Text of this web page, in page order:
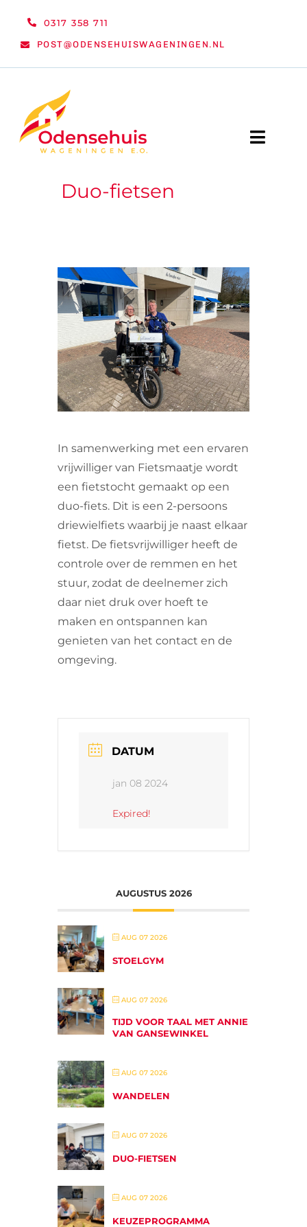
0317 358 711
POST@ODENSEHUISWAGENINGEN.NL
Toggle
WELKOM
ORGANISATIE
VRIJWILLIGERS & STAGIAIRES
CONTACT
Duo-fietsen
In samenwerking met een ervaren
vrijwilliger van Fietsmaatje wordt
een fietstocht gemaakt op een
duo-fiets. Dit is een 2-persoons
driewielfiets waarbij je naast elkaar
fietst. De fietsvrijwilliger heeft de
controle over de remmen en het
stuur, zodat de deelnemer zich
daar niet druk over hoeft te
maken en ontspannen kan
genieten van het contact en de
omgeving.
DATUM
jan 08 2024
Expired!
AUGUSTUS 2026
AUG 07 2026
STOELGYM
AUG 07 2026
TIJD VOOR TAAL MET ANNIE
VAN GANSEWINKEL
AUG 07 2026
WANDELEN
AUG 07 2026
DUO-FIETSEN
AUG 07 2026
KEUZEPROGRAMMA